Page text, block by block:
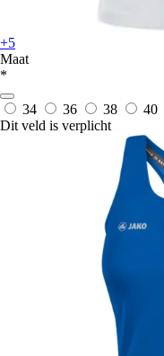
+5
Maat
*
34 36 38 40
Dit veld is verplicht